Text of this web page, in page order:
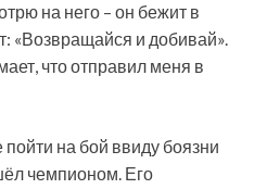
на него – он бежит в
«Возвращайся и добивай».
что отправил меня в
на бой ввиду боязни
чемпионом. Его